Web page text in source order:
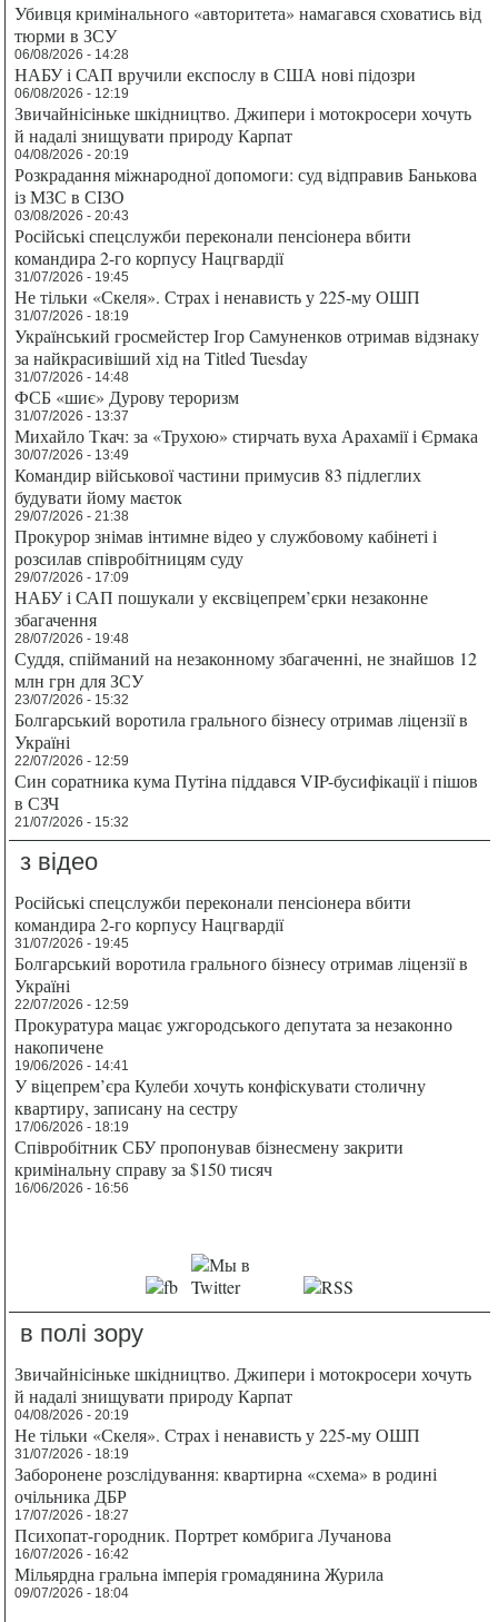
Убивця кримінального «авторитета» намагався сховатись від
тюрми в ЗСУ
06/08/2026 - 14:28
НАБУ і САП вручили експослу в США нові підозри
06/08/2026 - 12:19
Звичайнісіньке шкідництво. Джипери і мотокросери хочуть
й надалі знищувати природу Карпат
04/08/2026 - 20:19
Розкрадання міжнародної допомоги: суд відправив Банькова
із МЗС в СІЗО
03/08/2026 - 20:43
Російські спецслужби переконали пенсіонера вбити
командира 2-го корпусу Нацгвардії
31/07/2026 - 19:45
Не тільки «Скеля». Страх і ненависть у 225-му ОШП
31/07/2026 - 18:19
Український гросмейстер Ігор Самуненков отримав відзнаку
за найкрасивіший хід на Titled Tuesday
31/07/2026 - 14:48
ФСБ «шиє» Дурову тероризм
31/07/2026 - 13:37
Михайло Ткач: за «Трухою» стирчать вуха Арахамії і Єрмака
30/07/2026 - 13:49
Командир військової частини примусив 83 підлеглих
будувати йому маєток
29/07/2026 - 21:38
Прокурор знімав інтимне відео у службовому кабінеті і
розсилав співробітницям суду
29/07/2026 - 17:09
НАБУ і САП пошукали у ексвіцепрем’єрки незаконне
збагачення
28/07/2026 - 19:48
Суддя, спійманий на незаконному збагаченні, не знайшов 12
млн грн для ЗСУ
23/07/2026 - 15:32
Болгарський воротила грального бізнесу отримав ліцензії в
Україні
22/07/2026 - 12:59
Син соратника кума Путіна піддався VIP-бусифікації і пішов
в СЗЧ
21/07/2026 - 15:32
з відео
Російські спецслужби переконали пенсіонера вбити
командира 2-го корпусу Нацгвардії
31/07/2026 - 19:45
Болгарський воротила грального бізнесу отримав ліцензії в
Україні
22/07/2026 - 12:59
Прокуратура мацає ужгородського депутата за незаконно
накопичене
19/06/2026 - 14:41
У віцепрем’єра Кулеби хочуть конфіскувати столичну
квартиру, записану на сестру
17/06/2026 - 18:19
Співробітник СБУ пропонував бізнесмену закрити
кримінальну справу за $150 тисяч
16/06/2026 - 16:56
в полі зору
Звичайнісіньке шкідництво. Джипери і мотокросери хочуть
й надалі знищувати природу Карпат
04/08/2026 - 20:19
Не тільки «Скеля». Страх і ненависть у 225-му ОШП
31/07/2026 - 18:19
Заборонене розслідування: квартирна «схема» в родині
очільника ДБР
17/07/2026 - 18:27
Психопат-городник. Портрет комбрига Лучанова
16/07/2026 - 16:42
Мільярдна гральна імперія громадянина Журила
09/07/2026 - 18:04